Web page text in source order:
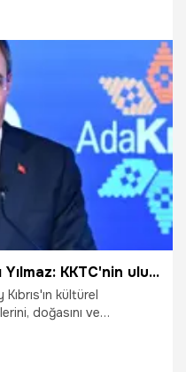
Cumhurbaşkanı Yardımcısı Yılmaz: KKTC'nin uluslararası statüsüne yönelik çağrımızı kararlılıkla sürdüreceğiz
kültürel
doğasını ve